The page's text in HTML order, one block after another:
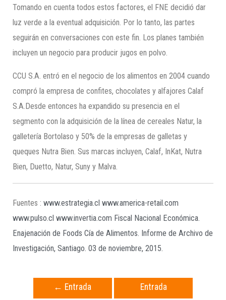
Tomando en cuenta todos estos factores, el FNE decidió dar
luz verde a la eventual adquisición. Por lo tanto, las partes
seguirán en conversaciones con este fin. Los planes también
incluyen un negocio para producir jugos en polvo.
CCU S.A. entró en el negocio de los alimentos en 2004 cuando
compró la empresa de confites, chocolates y alfajores Calaf
S.A.Desde entonces ha expandido su presencia en el
segmento con la adquisición de la línea de cereales Natur, la
galletería Bortolaso y 50% de la empresas de galletas y
queques Nutra Bien. Sus marcas incluyen, Calaf, InKat, Nutra
Bien, Duetto, Natur, Suny y Malva.
Fuentes : www.estrategia.cl www.america-retail.com
www.pulso.cl www.invertia.com Fiscal Nacional Económica.
Enajenación de Foods Cía de Alimentos. Informe de Archivo de
Investigación, Santiago. 03 de noviembre, 2015.
← Entrada Entrada